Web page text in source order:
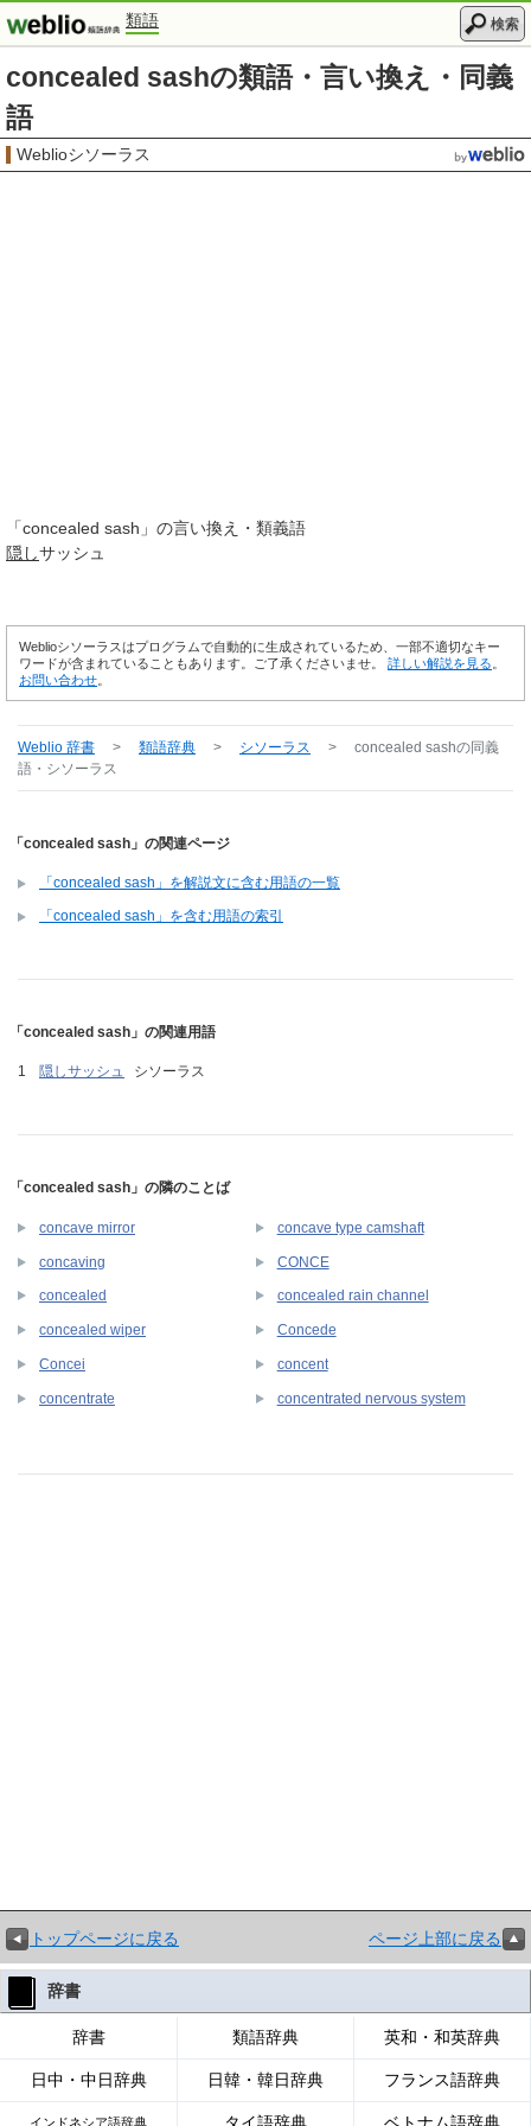
類語 検索
concealed sashの類語・言い換え・同義
語
Weblioシソーラス
「concealed sash 」の言い換え・類義語
隠しサッシュ
Weblioシソーラスはプログラムで自動的に生成されているため、一部不適切なキー
ワードが含まれていることもあります。ご了承くださいませ。 詳しい解説を見る
お問い合わせ
Weblio 辞書 > 類語辞典 > シソーラス > concealed sashの同義
語・シソーラス
「concealed sash」の関連ページ
「concealed sash」を解説文に含む用語の一覧
「concealed sash」を含む用語の索引
「concealed sash」の関連用語
隠しサッシュ シソーラス
「concealed sash」の隣のことば
concave mirror concave type camshaft
concaving CONCE
concealed concealed rain channel
concealed wiper Concede
Concei concent
concentrate concentrated nervous system
トップページに戻る ページ上部に戻る
辞書
辞書 類語辞典 英和・和英辞典
日中・中日辞典 日韓・韓日辞典 フランス語辞典
インドネシア語辞典